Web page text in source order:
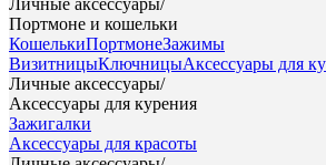
Личные аксессуары/
Портмоне и кошельки
КошелькиПортмонеЗажимы
ВизитницыКлючницыАксессуары для
Личные аксессуары/
Аксессуары для курения
Зажигалки
Аксессуары для красоты